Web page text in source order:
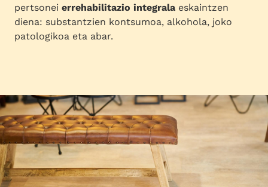
pertsonei errehabilitazio integrala eskaintzen
diena: substantzien kontsumoa, alkohola, joko
patologikoa eta abar.